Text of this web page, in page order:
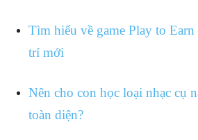
Tìm hiểu về game Play to
trí mới
Nên cho con học loại nhạc cụ
toàn diện?